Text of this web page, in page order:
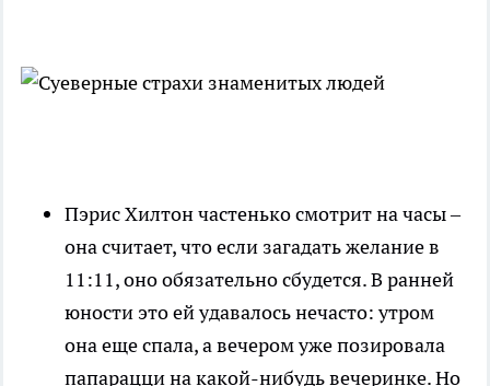
Пэрис Хилтон частенько смотрит на часы –
она считает, что если загадать желание в
11:11, оно обязательно сбудется. В ранней
юности это ей удавалось нечасто: утром
она еще спала, а вечером уже позировала
папарацци на какой-нибудь вечеринке. Но